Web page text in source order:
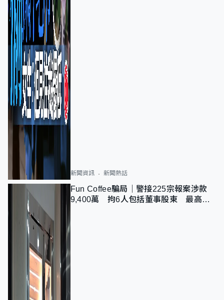
新聞資訊 新聞熱話
Fun Coffee騙局｜警接225宗報案涉款
9,400萬 拘6人包括董事股東 最高金